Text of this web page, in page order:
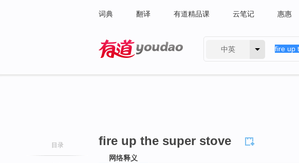
词典 翻译 有道精品课 云笔记 惠惠
中英
目录 fire up the super stove
网络释义